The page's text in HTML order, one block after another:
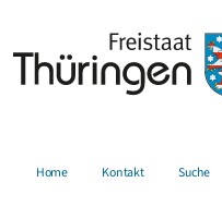
Home Kontakt Suche